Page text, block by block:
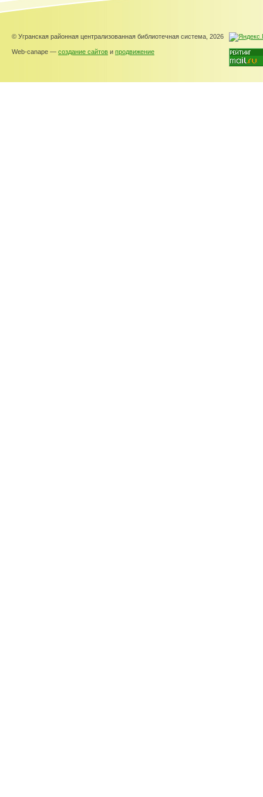
© Угранская районная централизованная библиотечная система, 2026
Web-canape — создание сайтов и продвижение